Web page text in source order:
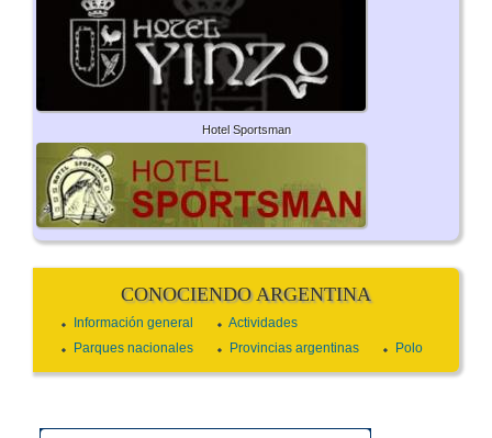
Hotel Sportsman
CONOCIENDO ARGENTINA
Información general
Actividades
Parques nacionales
Provincias argentinas Polo